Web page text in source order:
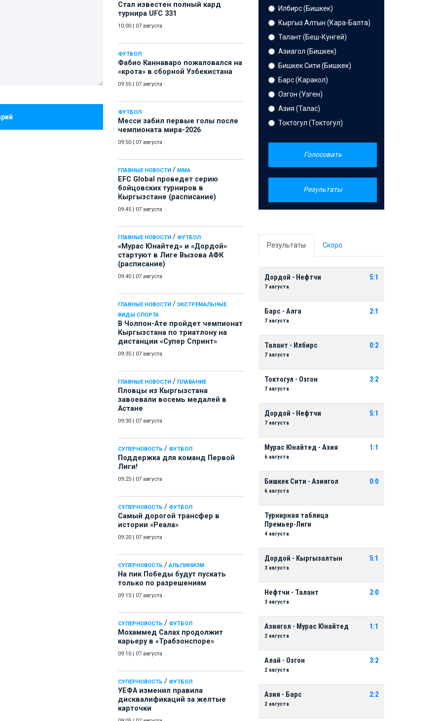
Стал известен полный кард
турнира UFC 331
10:00 07 августа
ФУТБОЛ
Фабио Каннаваро пожаловался на
«крота» в сборной Узбекистана
09:55 07 августа
ФУТБОЛ
Месси забил первые голы после
чемпионата мира-2026
09:50 07 августа
ГЛАВНЫЕ НОВОСТИ / ММА
EFC Global проведет серию
бойцовских турниров в
Кыргызстане (расписание)
09:45 07 августа
ГЛАВНЫЕ НОВОСТИ / ФУТБОЛ
«Мурас Юнайтед» и «Дордой»
стартуют в Лиге Вызова АФК
(расписание)
09:40 07 августа
ГЛАВНЫЕ НОВОСТИ / ЭКСТРЕМАЛЬНЫЕ
ВИДЫ СПОРТА
В Чолпон-Ате пройдет чемпионат
Кыргызстана по триатлону на
дистанции «Супер Спринт»
09:35 07 августа
ГЛАВНЫЕ НОВОСТИ / ПЛАВАНИЕ
Пловцы из Кыргызстана
завоевали восемь медалей в
Астане
09:30 07 августа
СУПЕРНОВОСТЬ / ФУТБОЛ
Поддержка для команд Первой
Лиги!
09:25 07 августа
СУПЕРНОВОСТЬ / ФУТБОЛ
Самый дорогой трансфер в
истории «Реала»
09:20 07 августа
СУПЕРНОВОСТЬ / АЛЬПИНИЗМ
На пик Победы будут пускать
только по разрешениям
09:15 07 августа
СУПЕРНОВОСТЬ / ФУТБОЛ
Мохаммед Салах продолжит
карьеру в «Трабзонспоре»
09:10 07 августа
СУПЕРНОВОСТЬ / ФУТБОЛ
УЕФА изменил правила
дисквалификаций за желтые
карточки
Илбирс (Бишкек)
Кыргыз Алтын (Кара-Балта)
Талант (Беш-Кунгей)
Азиагол (Бишкек)
Бишкек Сити (Бишкек)
Барс (Каракол)
Озгон (Узген)
Азия (Талас)
Токтогул (Токтогул)
Голосовать
Результаты
Результаты Скоро
Дордой - Нефтчи
7 августа
5:1
Барс - Алга
7 августа
2:1
Талант - Илбирс
7 августа
0:2
Токтогул - Озгон
7 августа
3:2
Дордой - Нефтчи
7 августа
5:1
Мурас Юнайтед - Азия
6 августа
1:1
Бишкек Сити - Азиягол
6 августа
0:0
Турнирная таблица
Премьер-Лиги
4 августа
Дордой - Кыргызалтын
3 августа
5:1
Нефтчи - Талант
3 августа
2:0
Азиягол - Мурас Юнайтед
2 августа
1:1
Алай - Озгон
2 августа
3:2
Азия - Барс
2 августа
2:2